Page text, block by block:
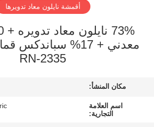
معلومات
عنا
المعمل
أقمشة نايلون معاد تدويرها
معدني + 17%
RN-2335
مكان المنشأ:
اسم العلامة
التجارية: